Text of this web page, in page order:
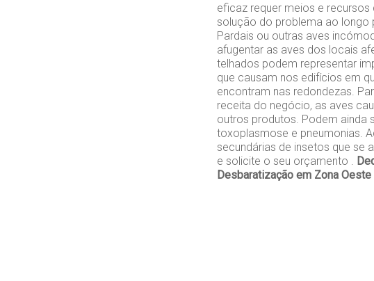
eficaz requer meios e
solução do problema ao longo
Pardais ou outras aves
afugentar as aves dos locais
telhados podem representar
que causam nos edifícios em
encontram nas redondezas.
receita do negócio, as aves
outros produtos. Podem ainda
toxoplasmose e pneumonias.
secundárias de insetos que se
e solicite o seu orçamento .
Desbaratização em Zona Oeste